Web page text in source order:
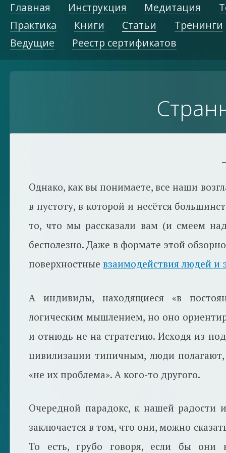
Однако, как вы понимаете, все наши
в пустоту, в которой и несётся
то, что мы рассказали вам (и смеем
бесполезно. Даже в формате этой
поверхностныевзаимодействия людей и
А индивиды, находящиеся «в
логическим мышлением, но оно
и отнюдь не на стратегию. Исходя из
цивилизации типичным, люди
«не их проблема». А кого-то другого.
Очередной парадокс, к нашей радости
заключается в том, что они, можно
То есть, грубо говоря, если бы
Главная Инструкция Медитация
Практика
Книги Статьи
Тренинги
Ведущие
Реестр сертификатов